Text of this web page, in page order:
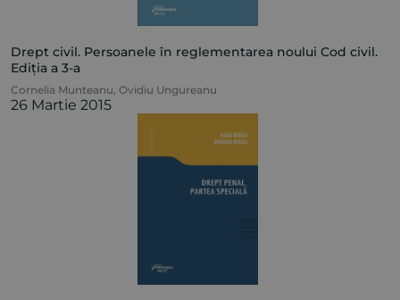
Drept civil. Persoanele în reglementarea noului Cod civil.
Ediția a 3-a
Cornelia Munteanu, Ovidiu Ungureanu
26 Martie 2015